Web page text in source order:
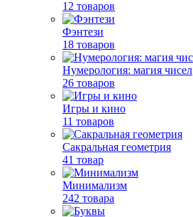
12 товаров
Фэнтези
18 товаров
Нумерология: магия чисел
26 товаров
Игры и кино
11 товаров
Сакральная геометрия
41 товар
Минимализм
242 товара